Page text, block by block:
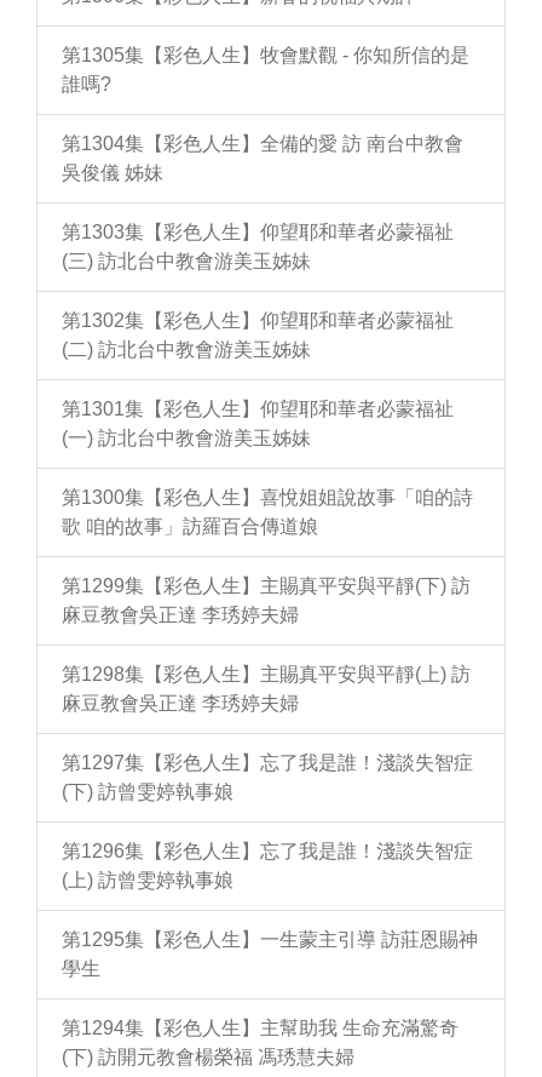
第1305集【彩色人生】牧會默觀 - 你知所信的是
誰嗎?
第1304集【彩色人生】全備的愛 訪 南台中教會
吳俊儀 姊妹
第1303集【彩色人生】仰望耶和華者必蒙福祉
(三) 訪北台中教會游美玉姊妹
第1302集【彩色人生】仰望耶和華者必蒙福祉
(二) 訪北台中教會游美玉姊妹
第1301集【彩色人生】仰望耶和華者必蒙福祉
(一) 訪北台中教會游美玉姊妹
第1300集【彩色人生】喜悅姐姐說故事「咱的詩
歌 咱的故事」訪羅百合傳道娘
第1299集【彩色人生】主賜真平安與平靜(下) 訪
麻豆教會吳正達 李琇婷夫婦
第1298集【彩色人生】主賜真平安與平靜(上) 訪
麻豆教會吳正達 李琇婷夫婦
第1297集【彩色人生】忘了我是誰！淺談失智症
(下) 訪曾雯婷執事娘
第1296集【彩色人生】忘了我是誰！淺談失智症
(上) 訪曾雯婷執事娘
第1295集【彩色人生】一生蒙主引導 訪莊恩賜神
學生
第1294集【彩色人生】主幫助我 生命充滿驚奇
(下) 訪開元教會楊榮福 馮琇慧夫婦